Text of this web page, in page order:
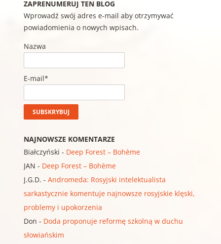
ZAPRENUMERUJ TEN BLOG
Wprowadź swój adres e-mail aby otrzymywać
powiadomienia o nowych wpisach.
Nazwa
E-mail*
NAJNOWSZE KOMENTARZE
Białczyński - Deep Forest – Bohème
JAN - Deep Forest – Bohème
J.G.D. - Andromeda: Rosyjski intelektualista
sarkastycznie komentuje najnowsze rosyjskie klęski,
problemy i upokorzenia
Don - Doda proponuje reformę szkolną w duchu
słowiańskim